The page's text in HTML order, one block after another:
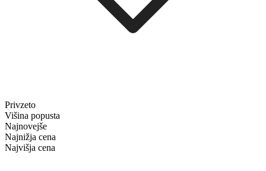
Privzeto
Višina popusta
Najnovejše
Najnižja cena
Najvišja cena